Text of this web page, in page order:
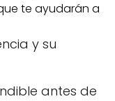
te ayudarán a
y su
antes de